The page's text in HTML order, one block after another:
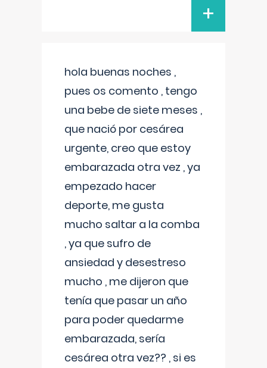
+
hola buenas noches ,
pues os comento , tengo
una bebe de siete meses ,
que nació por cesárea
urgente, creo que estoy
embarazada otra vez , ya
empezado hacer
deporte, me gusta
mucho saltar a la comba
, ya que sufro de
ansiedad y desestreso
mucho , me dijeron que
tenía que pasar un año
para poder quedarme
embarazada, sería
cesárea otra vez?? , si es